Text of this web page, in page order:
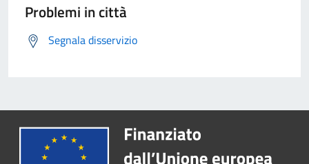
Problemi in città
Segnala disservizio